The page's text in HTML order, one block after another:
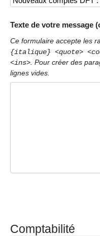
Texte de votre message
Ce formulaire accepte les
{italique} <quote>
<ins> . Pour créer des
lignes vides.
Comptabilité